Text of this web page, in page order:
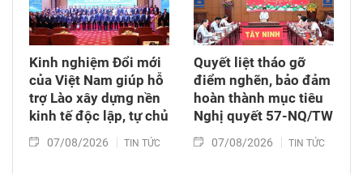
Kinh nghiệm Đổi mới
của Việt Nam giúp hỗ
trợ Lào xây dựng nền
kinh tế độc lập, tự chủ
07/08/2026 TIN TỨC
Quyết liệt tháo gỡ
điểm nghẽn, bảo đảm
hoàn thành mục tiêu
Nghị quyết 57-NQ/TW
07/08/2026 TIN TỨC